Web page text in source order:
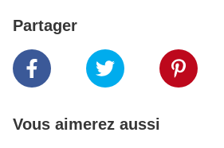
Partager
Vous aimerez aussi